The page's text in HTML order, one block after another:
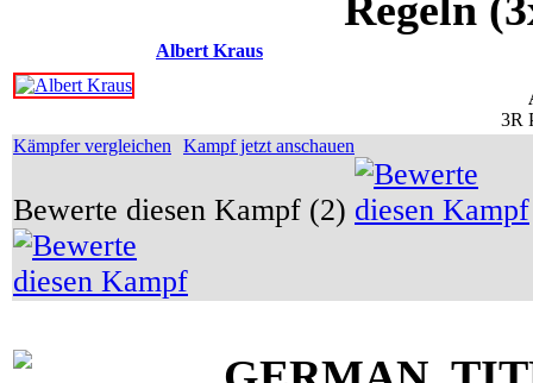
Albert Kraus
3R
Kämpfer vergleichen
Kampf jetzt anschauen
Bewerte diesen Kampf (2)